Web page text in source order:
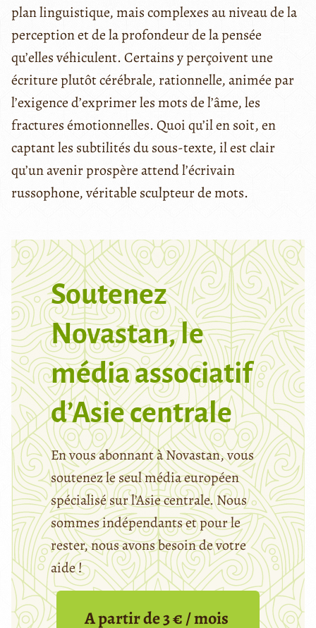
plan linguistique, mais complexes au niveau de la
perception et de la profondeur de la pensée
qu’elles véhiculent. Certains y perçoivent une
écriture plutôt cérébrale, rationnelle, animée par
l’exigence d’exprimer les mots de l’âme, les
fractures émotionnelles. Quoi qu’il en soit, en
captant les subtilités du sous-texte, il est clair
qu’un avenir prospère attend l’écrivain
russophone, véritable sculpteur de mots.
Soutenez
Novastan, le
média associatif
d’Asie centrale
En vous abonnant à Novastan, vous
soutenez le seul média européen
spécialisé sur l’Asie centrale. Nous
sommes indépendants et pour le
rester, nous avons besoin de votre
aide !
A partir de 3 € / mois